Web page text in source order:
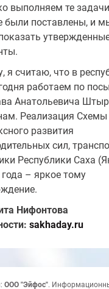
выполняем те
были поставлены, и
я считаю, что в
работаем по
Анатольевича
Реализация Схемы
развития
сил,
Республики Саха
– яркое тому
Нифонтова
sakhaday.ru
ООО "Эйфос".